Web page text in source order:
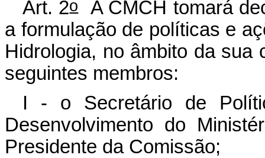
Art. 2oA CMCH tomará
a formulação de políticas e
Hidrologia, no âmbito da sua
seguintes membros:
I - o Secretário de
Desenvolvimento do
Presidente da Comissão;